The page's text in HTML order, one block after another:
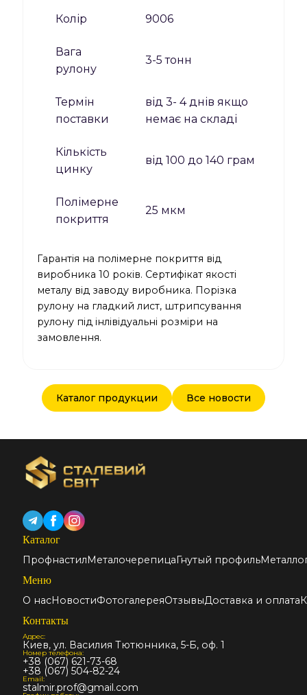
Колір 9006
Вага
рулону
3-5 тонн
Термін
поставки
від 3- 4 днів якщо
немає на складі
Кількість
цинку
від 100 до 140 грам
Полімерне
покриття
25 мкм
Гарантія на полімерне покриття від
виробника 10 років. Сертифікат якості
металу від заводу виробника. Порізка
рулону на гладкий лист, штрипсування
рулону під інлівідуальні розміри на
замовлення.
Каталог продукции Все новости
Каталог
ПрофнастилМеталочерепицаГнутый профиль
Меню
О насНовостиФотогалереяОтзывыДоставка и оплата
Контакты
Адрес:
Киев, ул. Василия Тютюнника, 5-Б, оф. 1
Номер телефона:
+38 (067) 621-73-68
+38 (067) 504-82-24
Email:
stalmir.prof@gmail.com